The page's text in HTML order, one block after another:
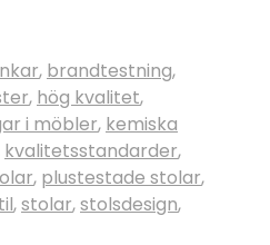
, brandtestning,
, hög kvalitet,
i möbler, kemiska
kvalitetsstandarder,
, plustestade stolar,
,stolar,stolsdesign,